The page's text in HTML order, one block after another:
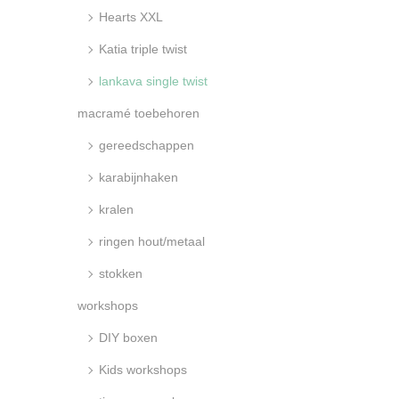
Hearts XXL
Katia triple twist
lankava single twist
macramé toebehoren
gereedschappen
karabijnhaken
kralen
ringen hout/metaal
stokken
workshops
DIY boxen
Kids workshops